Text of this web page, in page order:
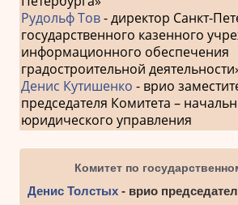
Рудольф Тов- директор Санкт-
государственного казенного
информационного обеспечения
градостроительной
Денис Кутишенко - врио
председателя Комитета –
юридического управления
Комитет по
Денис Толстых- врио